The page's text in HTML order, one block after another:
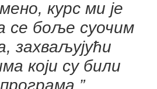
курс ми је
се боље суочим
захваљујући
који су били